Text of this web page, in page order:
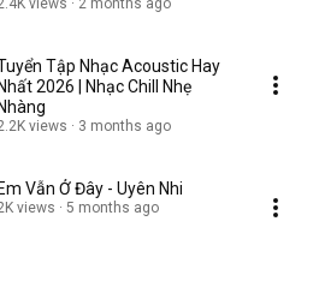
views 2 months ago
Tập Nhạc Acoustic Hay
Nhất 2026 | Nhạc Chill Nhẹ
Nhàng
views 3 months ago
Em Vẫn Ở Đây - Uyên Nhi
views 5 months ago